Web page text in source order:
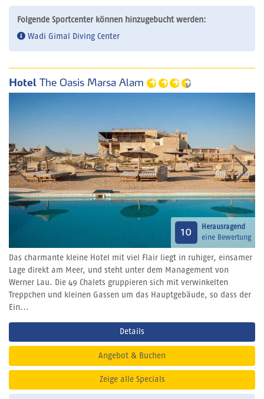
Folgende Sportcenter können hinzugebucht werden:
Wadi Gimal Diving Center
Hotel The Oasis Marsa Alam
10
Herausragend
eine Bewertung
Das charmante kleine Hotel mit viel Flair liegt in ruhiger, einsamer
Lage direkt am Meer, und steht unter dem Management von
Werner Lau. Die 49 Chalets gruppieren sich mit verwinkelten
Treppchen und kleinen Gassen um das Hauptgebäude, so dass der
Ein...
Details
Angebot & Buchen
Zeige alle Specials